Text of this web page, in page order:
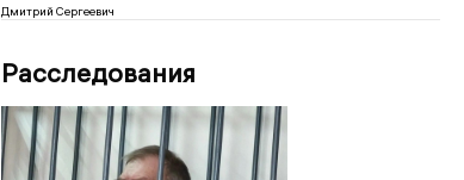
Дмитрий Сергеевич
Расследования